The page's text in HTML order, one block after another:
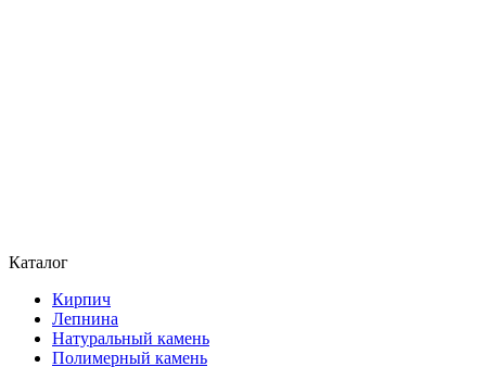
Каталог
Кирпич
Лепнина
Натуральный камень
Полимерный камень